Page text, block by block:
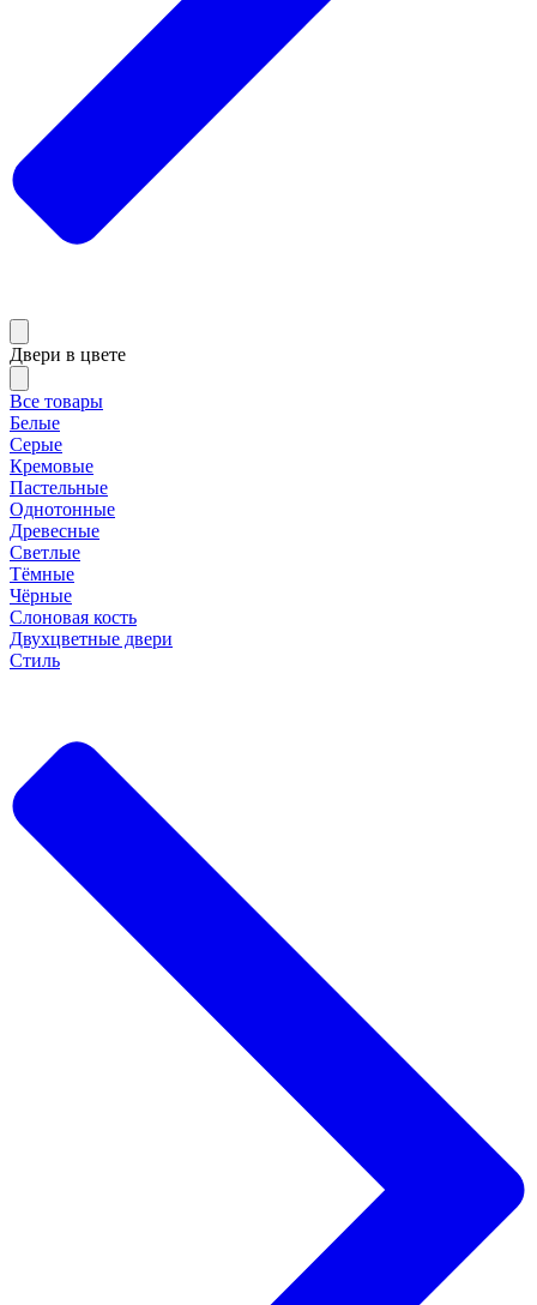
Двери в цвете
Все товары
Белые
Серые
Кремовые
Пастельные
Однотонные
Древесные
Светлые
Тёмные
Чёрные
Слоновая кость
Двухцветные двери
Стиль